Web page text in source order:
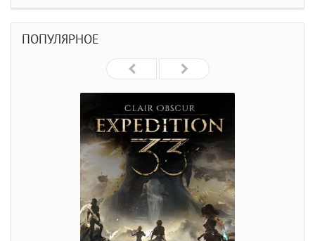
ПОПУЛЯРНОЕ